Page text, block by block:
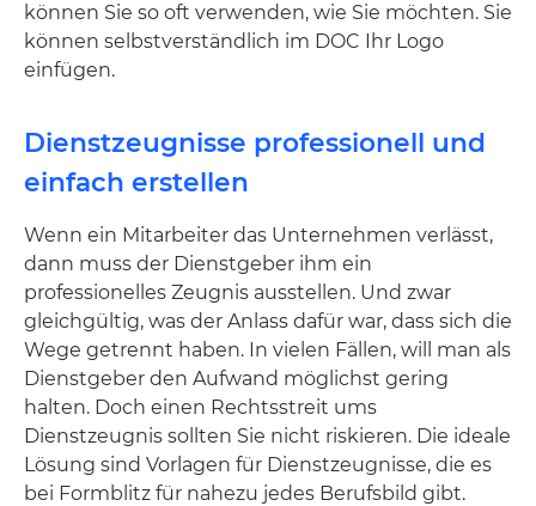
können Sie so oft verwenden, wie Sie möchten. Sie
können selbstverständlich im DOC Ihr Logo
einfügen.
Dienstzeugnisse professionell und
einfach erstellen
Wenn ein Mitarbeiter das Unternehmen verlässt,
dann muss der Dienstgeber ihm ein
professionelles Zeugnis ausstellen. Und zwar
gleichgültig, was der Anlass dafür war, dass sich die
Wege getrennt haben. In vielen Fällen, will man als
Dienstgeber den Aufwand möglichst gering
halten. Doch einen Rechtsstreit ums
Dienstzeugnis sollten Sie nicht riskieren. Die ideale
Lösung sind Vorlagen für Dienstzeugnisse, die es
bei Formblitz für nahezu jedes Berufsbild gibt.